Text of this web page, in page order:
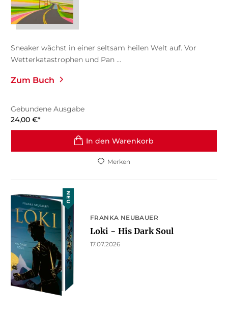
Sneaker wächst in einer seltsam heilen Welt auf. Vor
Wetterkatastrophen und Pan ...
Zum Buch
Gebundene Ausgabe
24,00 €*
In den Warenkorb
Merken
NEU
FRANKA NEUBAUER
Loki − His Dark Soul
17.07.2026